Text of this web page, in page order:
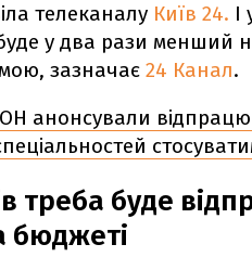
телеканалу Київ 24.
у два рази менший
зазначає 24 Канал.
анонсували
треба буде
бюджеті